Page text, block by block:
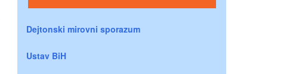
Dejtonski mirovni sporazum
Ustav BiH